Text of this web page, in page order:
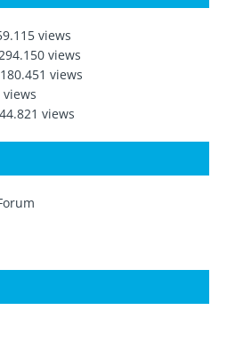
views
views
views
views
views